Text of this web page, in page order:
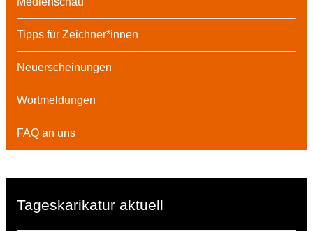
Tipps für Zeichner*innen
Neuerscheinungen
Wortmeldungen
FAQ an uns
Tageskarikatur aktuell